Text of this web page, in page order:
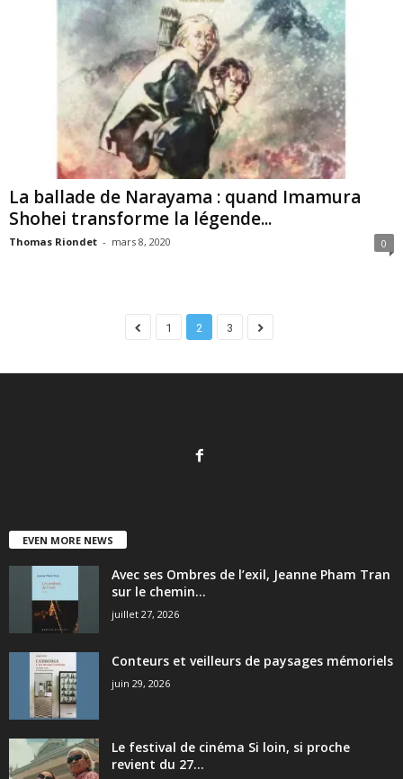
La ballade de Narayama : quand Imamura
Shohei transforme la légende...
Thomas Riondet - mars 8, 2020 0
1 2 3
EVEN MORE NEWS
Avec ses Ombres de l’exil, Jeanne Pham Tran
sur le chemin...
juillet 27, 2026
Conteurs et veilleurs de paysages mémoriels
juin 29, 2026
Le festival de cinéma Si loin, si proche
revient du 27...